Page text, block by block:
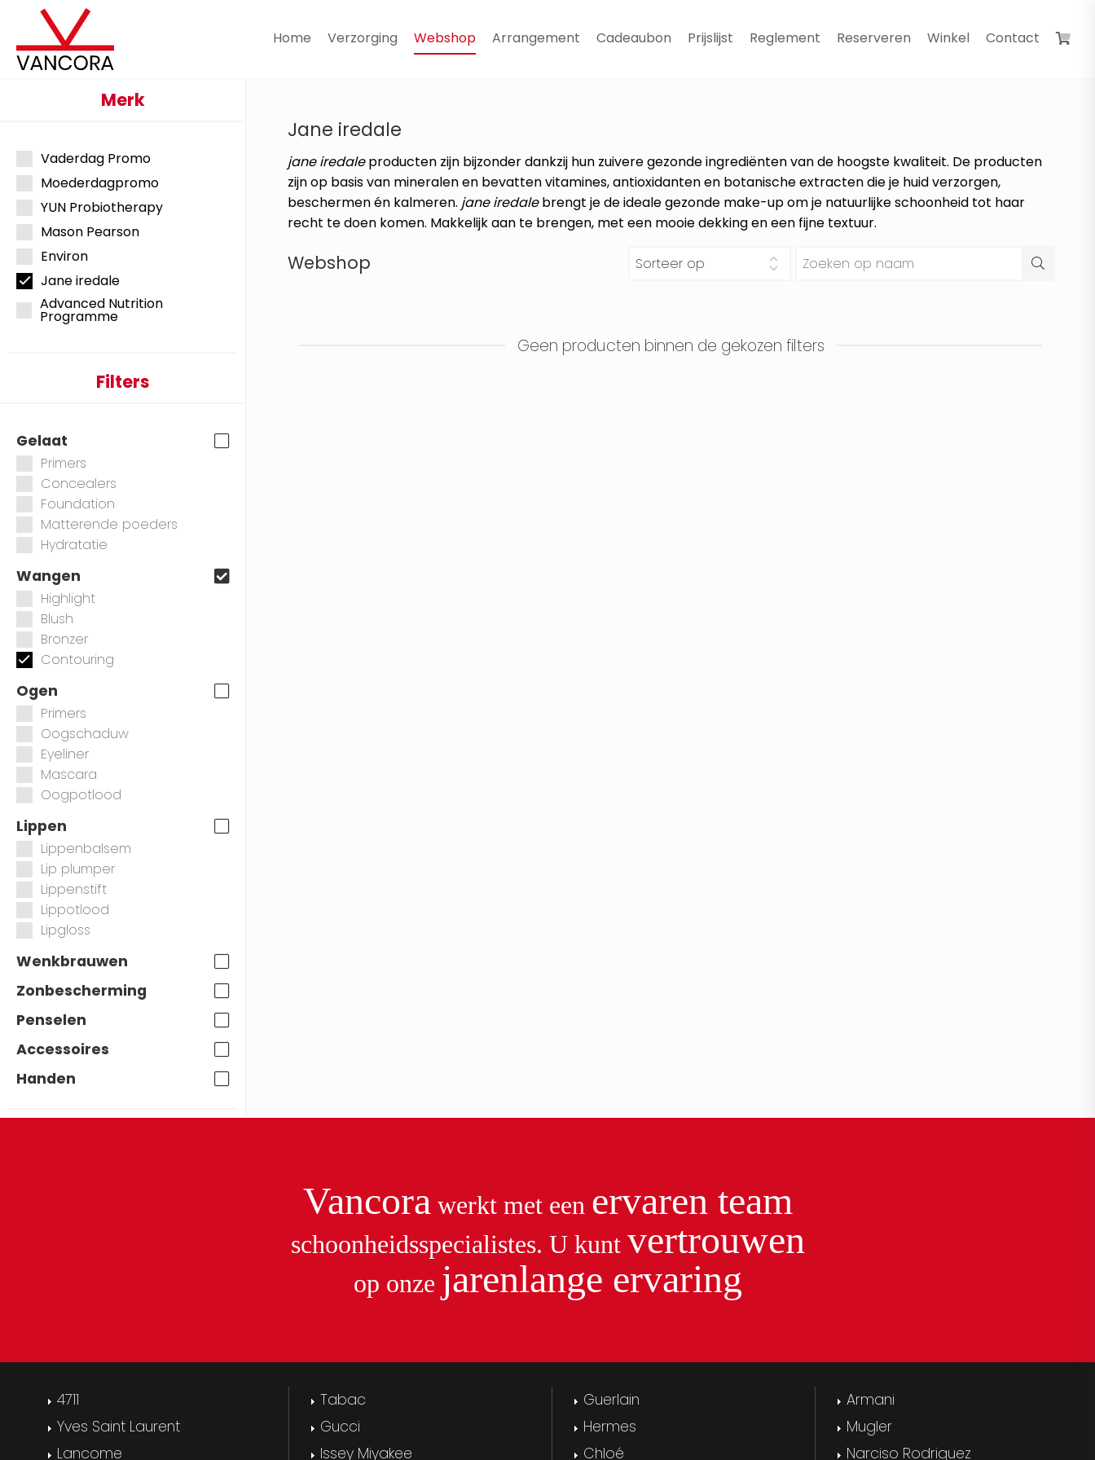
Home Verzorging Webshop Arrangement Cadeaubon Prijslijst Reglement Reserveren Winkel Contact
Merk
Vaderdag Promo
Moederdagpromo
YUN Probiotherapy
Mason Pearson
Environ
Jane iredale
Advanced Nutrition
Programme
Filters
Gelaat
Primers
Concealers
Foundation
Matterende poeders
Hydratatie
Wangen
Highlight
Blush
Bronzer
Contouring
Ogen
Primers
Oogschaduw
Eyeliner
Mascara
Oogpotlood
Lippen
Lippenbalsem
Lip plumper
Lippenstift
Lippotlood
Lipgloss
Wenkbrauwen
Zonbescherming
Penselen
Accessoires
Handen
Jane iredale
jane iredaleproducten zijn bijzonder dankzij hun zuivere gezonde ingrediënten van de hoogste kwaliteit. De producten
zijn op basis van mineralen en bevatten vitamines, antioxidanten en botanische extracten die je huid verzorgen,
beschermen én kalmeren. jane iredalebrengt je de ideale gezonde make-up om je natuurlijke schoonheid tot haar
recht te doen komen. Makkelijk aan te brengen, met een mooie dekking en een fijne textuur.
Webshop
Geen producten binnen de gekozen filters
Vancora werkt met een ervaren team
schoonheidsspecialistes. U kunt vertrouwen
op onze jarenlange ervaring
4711 Tabac Guerlain
Armani
Yves Saint Laurent
Gucci Hermes
Mugler
Lancome
Issey Miyakee Chloé Narciso Rodriguez